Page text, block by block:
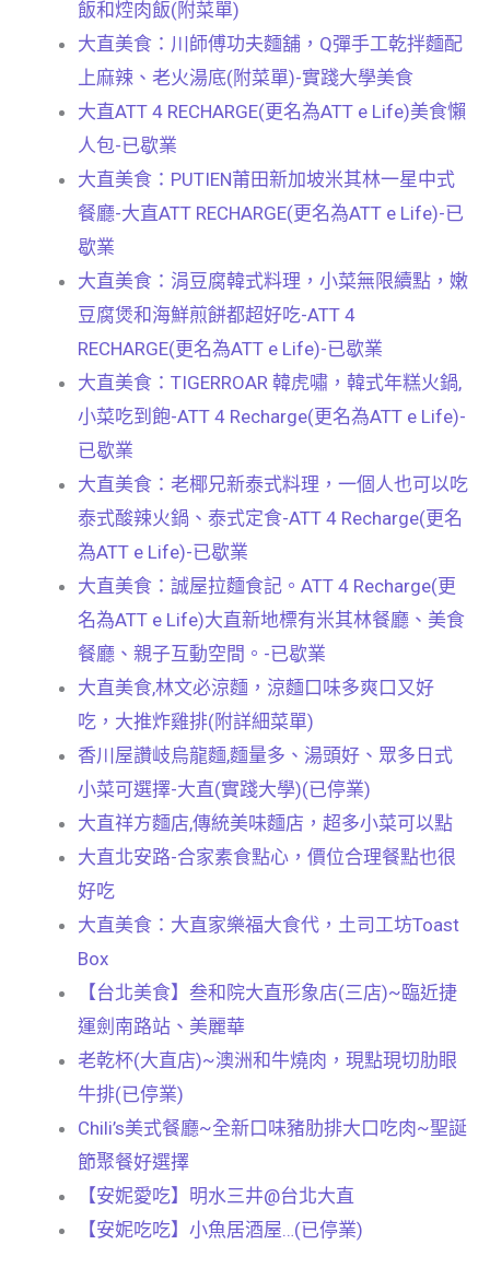
飯和焢肉飯(附菜單)
大直美食：川師傅功夫麵舖，Q彈手工乾拌麵配
上麻辣、老火湯底(附菜單)-實踐大學美食
大直ATT 4 RECHARGE(更名為ATT e Life)美食懶
人包-已歇業
大直美食：PUTIEN莆田新加坡米其林一星中式
餐廳-大直ATT RECHARGE(更名為ATT e Life)-已
歇業
大直美食：涓豆腐韓式料理，小菜無限續點，嫩
豆腐煲和海鮮煎餅都超好吃-ATT 4
RECHARGE(更名為ATT e Life)-已歇業
大直美食：TIGERROAR 韓虎嘯，韓式年糕火鍋,
小菜吃到飽-ATT 4 Recharge(更名為ATT e Life)-
已歇業
大直美食：老椰兄新泰式料理，一個人也可以吃
泰式酸辣火鍋、泰式定食-ATT 4 Recharge(更名
為ATT e Life)-已歇業
大直美食：誠屋拉麵食記。ATT 4 Recharge(更
名為ATT e Life)大直新地標有米其林餐廳、美食
餐廳、親子互動空間。-已歇業
大直美食,林文必涼麵，涼麵口味多爽口又好
吃，大推炸雞排(附詳細菜單)
香川屋讚岐烏龍麵,麵量多、湯頭好、眾多日式
小菜可選擇-大直(實踐大學)(已停業)
大直祥方麵店,傳統美味麵店，超多小菜可以點
大直北安路-合家素食點心，價位合理餐點也很
好吃
大直美食：大直家樂福大食代，土司工坊Toast
Box
【台北美食】叁和院大直形象店(三店)~臨近捷
運劍南路站、美麗華
老乾杯(大直店)~澳洲和牛燒肉，現點現切肋眼
牛排(已停業)
Chili’s美式餐廳~全新口味豬肋排大口吃肉~聖誕
節聚餐好選擇
【安妮愛吃】明水三井@台北大直
【安妮吃吃】小魚居酒屋…(已停業)